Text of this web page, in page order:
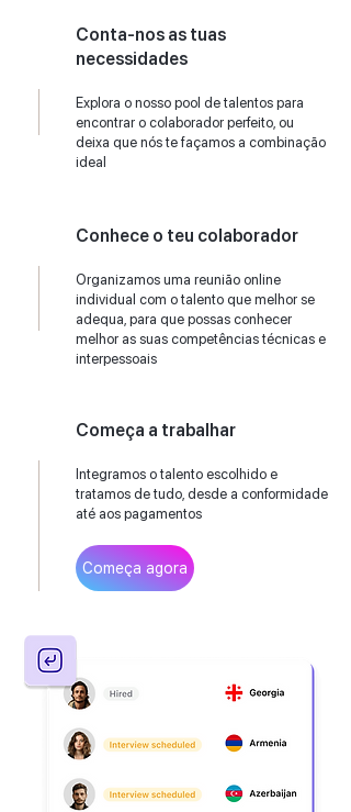
Conta-nos as tuas
necessidades
Explora o nosso pool de talentos para
encontrar o colaborador perfeito, ou
deixa que nós te façamos a combinação
ideal
Conhece o teu colaborador
Organizamos uma reunião online
individual com o talento que melhor se
adequa, para que possas conhecer
melhor as suas competências técnicas e
interpessoais
Começa a trabalhar
Integramos o talento escolhido e
tratamos de tudo, desde a conformidade
até aos pagamentos
Começa agora